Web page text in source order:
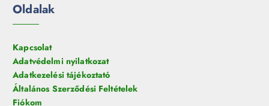
Oldalak
Kapcsolat
Adatvédelmi nyilatkozat
Adatkezelési tájékoztató
Általános Szerződési Feltételek
Fiókom